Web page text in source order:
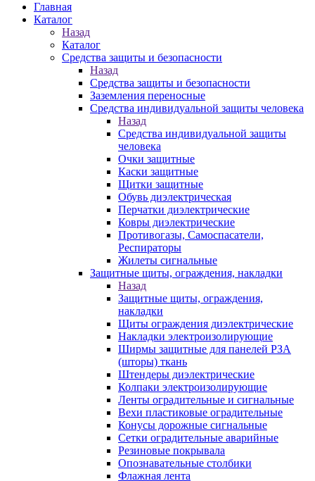
Главная
Каталог
Назад
Каталог
Средства защиты и безопасности
Назад
Средства защиты и безопасности
Заземления переносные
Средства индивидуальной защиты человека
Назад
Средства индивидуальной защиты
человека
Очки защитные
Каски защитные
Щитки защитные
Обувь диэлектрическая
Перчатки диэлектрические
Ковры диэлектрические
Противогазы, Самоспасатели,
Респираторы
Жилеты сигнальные
Защитные щиты, ограждения, накладки
Назад
Защитные щиты, ограждения,
накладки
Щиты ограждения диэлектрические
Накладки электроизолирующие
Ширмы защитные для панелей РЗА
(шторы) ткань
Штендеры диэлектрические
Колпаки электроизолирующие
Ленты оградительные и сигнальные
Вехи пластиковые оградительные
Конусы дорожные сигнальные
Сетки оградительные аварийные
Резиновые покрывала
Опознавательные столбики
Флажная лента